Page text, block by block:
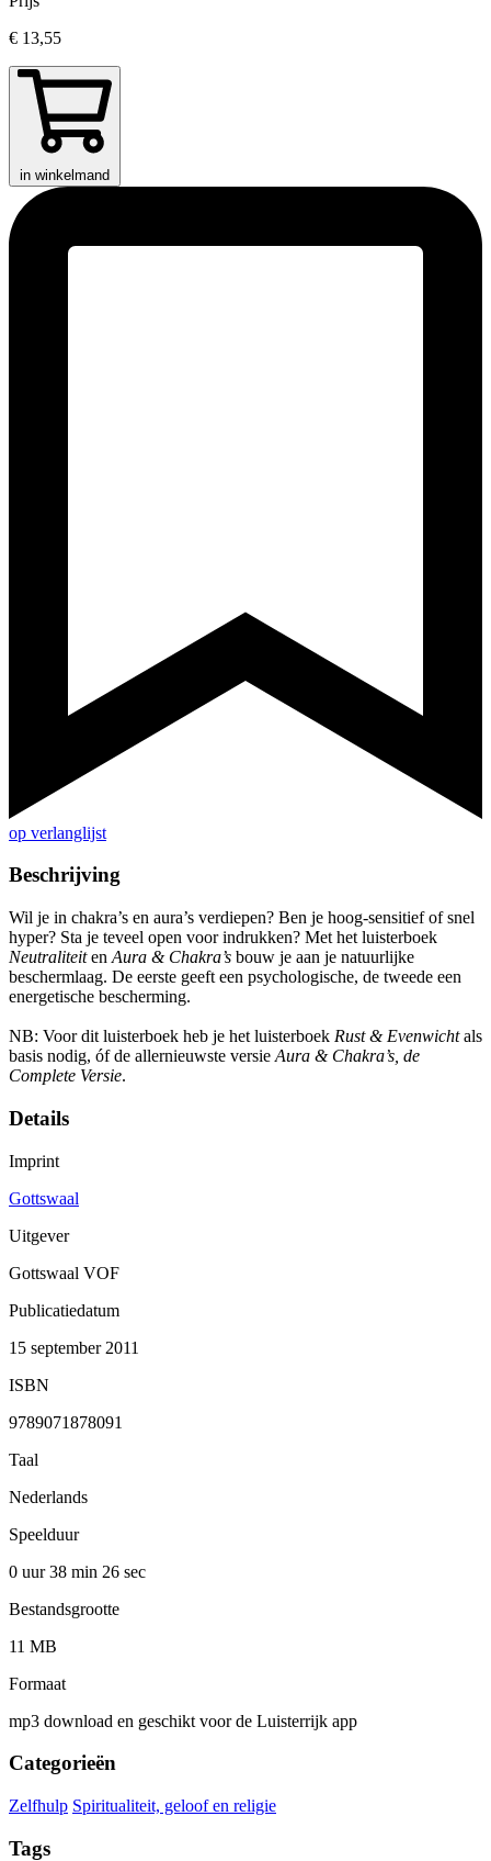
€ 13,55
in winkelmand
op verlanglijst
Beschrijving
Wil je in chakra’s en aura’s verdiepen? Ben je hoog-sensitief of snel
hyper? Sta je teveel open voor indrukken? Met het luisterboek
Neutraliteiten Aura & Chakra’s bouw je aan je natuurlijke
beschermlaag. De eerste geeft een psychologische, de tweede een
energetische bescherming.
NB: Voor dit luisterboek heb je het luisterboek Rust & Evenwichtals
basis nodig, óf de allernieuwste versie Aura & Chakra’s, de
Complete Versie.
Details
Imprint
Gottswaal
Uitgever
Gottswaal VOF
Publicatiedatum
15 september 2011
ISBN
9789071878091
Taal
Nederlands
Speelduur
0 uur 38 min 26 sec
Bestandsgrootte
11 MB
Formaat
mp3 download en geschikt voor de Luisterrijk app
Categorieën
Zelfhulp Spiritualiteit, geloof en religie
Tags